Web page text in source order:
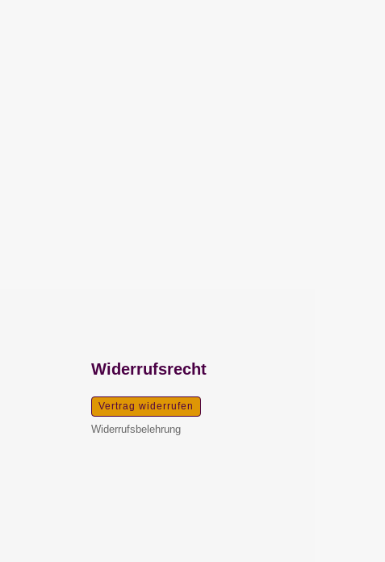
Widerrufsrecht
Vertrag widerrufen
Widerrufsbelehrung